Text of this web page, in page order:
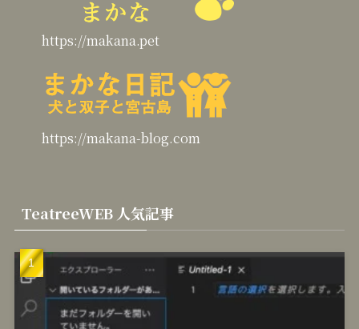
https://makana.pet
https://makana-blog.com
TeatreeWEB 人気記事